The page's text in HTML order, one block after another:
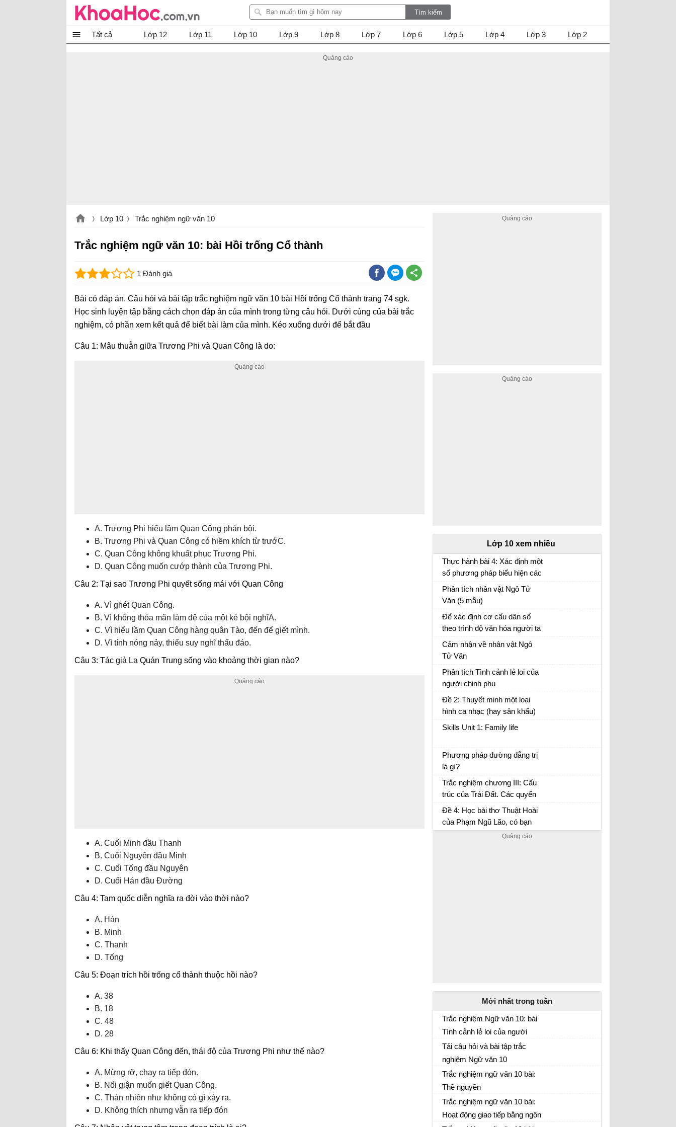
Tất cả Lớp 12 Lớp 11 Lớp 10 Lớp 9 Lớp 8 Lớp 7 Lớp 6 Lớp 5 Lớp 4 Lớp 3 Lớp 2
Lớp 10 Trắc nghiệm ngữ văn 10
Trắc nghiệm ngữ văn 10: bài Hồi trống Cổ thành
1 Đánh giá
Bài có đáp án. Câu hỏi và bài tập trắc nghiệm ngữ văn 10 bài Hồi trống Cổ thành trang 74 sgk.
Học sinh luyện tập bằng cách chọn đáp án của mình trong từng câu hỏi. Dưới cùng của bài trắc
nghiệm, có phần xem kết quả để biết bài làm của mình. Kéo xuống dưới để bắt đầu
Câu 1: Mâu thuẫn giữa Trương Phi và Quan Công là do:
A. Trương Phi hiểu lầm Quan Công phản bội.
B. Trương Phi và Quan Công có hiềm khích từ trướC.
C. Quan Công không khuất phục Trương Phi.
D. Quan Công muốn cướp thành của Trương Phi.
Câu 2: Tại sao Trương Phi quyết sống mái với Quan Công
A. Vì ghét Quan Công.
B. Vì không thỏa mãn làm đệ của một kẻ bội nghĩA.
C. Vì hiểu lầm Quan Công hàng quân Tào, đến để giết mình.
D. Vì tính nóng nảy, thiếu suy nghĩ thấu đáo.
Câu 3: Tác giả La Quán Trung sống vào khoảng thời gian nào?
A. Cuối Minh đầu Thanh
B. Cuối Nguyên đầu Minh
C. Cuối Tống đầu Nguyên
D. Cuối Hán đầu Đường
Câu 4: Tam quốc diễn nghĩa ra đời vào thời nào?
A. Hán
B. Minh
C. Thanh
D. Tống
Câu 5: Đoạn trích hồi trống cổ thành thuộc hồi nào?
A. 38
B. 18
C. 48
D. 28
Câu 6: Khi thấy Quan Công đến, thái độ của Trương Phi như thế nào?
A. Mừng rỡ, chạy ra tiếp đón.
B. Nổi giận muốn giết Quan Công.
C. Thản nhiên như không có gì xảy ra.
D. Không thích nhưng vẫn ra tiếp đón
Lớp 10 xem nhiều
Thực hành bài 4: Xác định một
số phương pháp biểu hiện các
đối tượng địa lí trên bản đồ Địa
lí 10 trang 17
Phân tích nhân vật Ngô Tử
Văn (5 mẫu)
Phân tích hình tượng nhân vật Ngô Tử Văn
Để xác định cơ cấu dân số
theo trình độ văn hóa người ta
thường dựa vào số liệu thống
kê tỉ lệ người biết chữ
Ôn tập Địa 10
Cảm nhận về nhân vật Ngô
Tử Văn
Cảm nhận về nhân vật Ngô Tử Văn trong bài
Phân tích Tình cảnh lẻ loi của
người chinh phụ
Phân tích đoạn trích Tình cảnh lẻ loi của người
Đề 2: Thuyết minh một loại
hình ca nhạc (hay sân khấu)
mà anh (chị) hằng yêu thích.
Skills Unit 1: Family life
Phương pháp đường đẳng trị
là gì?
Ôn tập Địa 10
Trắc nghiệm chương III: Cấu
trúc của Trái Đất. Các quyển
của lớp vỏ địa lí
Đề 4: Học bài thơ Thuật Hoài
của Phạm Ngũ Lão, có bạn
cho rằng: Sự hổ thẹn của tác
Mới nhất trong tuần
Trắc nghiệm Ngữ văn 10: bài
Tình cảnh lẻ loi của người
chinh phụ
Ngữ văn lớp 10
Tải câu hỏi và bài tập trắc
nghiệm Ngữ văn 10
Trắc nghiệm ngữ văn 10 bài:
Thề nguyền
Trắc nghiệm ngữ văn 10 bài:
Hoạt động giao tiếp bằng ngôn